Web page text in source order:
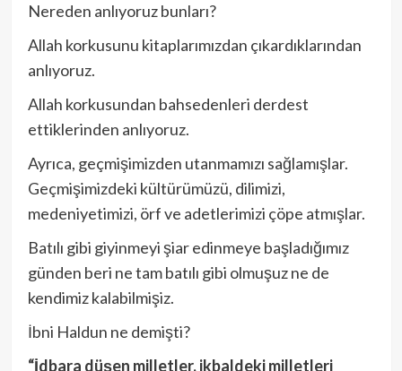
Nereden anlıyoruz bunları?
Allah korkusunu kitaplarımızdan çıkardıklarından
anlıyoruz.
Allah korkusundan bahsedenleri derdest
ettiklerinden anlıyoruz.
Ayrıca, geçmişimizden utanmamızı sağlamışlar.
Geçmişimizdeki kültürümüzü, dilimizi,
medeniyetimizi, örf ve adetlerimizi çöpe atmışlar.
Batılı gibi giyinmeyi şiar edinmeye başladığımız
günden beri ne tam batılı gibi olmuşuz ne de
kendimiz kalabilmişiz.
İbni Haldun ne demişti?
“İdbara düşen milletler, ikbaldeki milletleri